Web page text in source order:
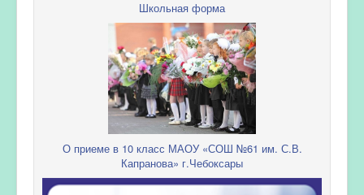
Школьная форма
О приеме в 10 класс МАОУ «СОШ №61 им. С.В.
Капранова» г.Чебоксары